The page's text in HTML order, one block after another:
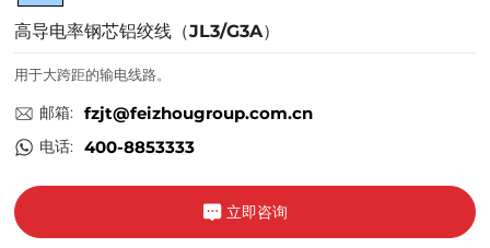
高导电率钢芯铝绞线（JL3/G3A）
用于大跨距的输电线路。
邮箱: fzjt@feizhougroup.com.cn
电话: 400-8853333
立即咨询